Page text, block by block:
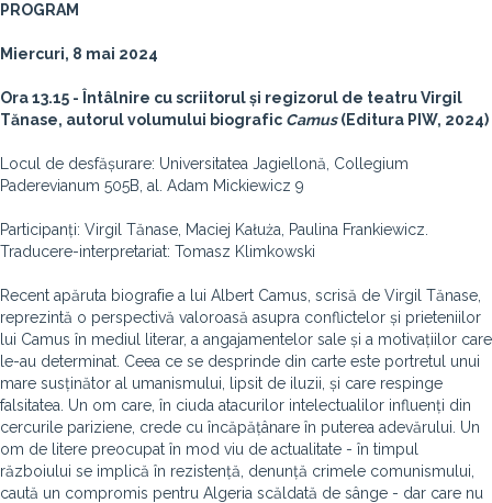
PROGRAM
Miercuri, 8 mai 2024
Ora 13.15 - Întâlnire cu scriitorul și regizorul de teatru Virgil
Tănase, autorul volumului biografic Camus(Editura PIW, 2024)
Locul de desfășurare: Universitatea Jagiellonă, Collegium
Paderevianum 505B, al. Adam Mickiewicz 9
Participanți: Virgil Tănase, Maciej Kałuża, Paulina Frankiewicz.
Traducere-interpretariat: Tomasz Klimkowski
Recent apăruta biografie a lui Albert Camus, scrisă de Virgil Tănase,
reprezintă o perspectivă valoroasă asupra conflictelor și prieteniilor
lui Camus în mediul literar, a angajamentelor sale și a motivațiilor care
le-au determinat. Ceea ce se desprinde din carte este portretul unui
mare susținător al umanismului, lipsit de iluzii, și care respinge
falsitatea. Un om care, în ciuda atacurilor intelectualilor influenți din
cercurile pariziene, crede cu încăpățânare în puterea adevărului. Un
om de litere preocupat în mod viu de actualitate - în timpul
războiului se implică în rezistență, denunță crimele comunismului,
caută un compromis pentru Algeria scăldată de sânge - dar care nu